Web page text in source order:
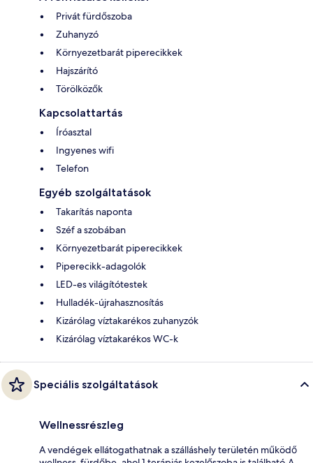
Privát fürdőszoba
Zuhanyzó
Környezetbarát piperecikkek
Hajszárító
Törölközők
Kapcsolattartás
Íróasztal
Ingyenes wifi
Telefon
Egyéb szolgáltatások
Takarítás naponta
Széf a szobában
Környezetbarát piperecikkek
Piperecikk-adagolók
LED-es világítótestek
Hulladék-újrahasznosítás
Kizárólag víztakarékos zuhanyzók
Kizárólag víztakarékos WC-k
Speciális szolgáltatások
Wellnessrészleg
A vendégek ellátogathatnak a szálláshely területén működő